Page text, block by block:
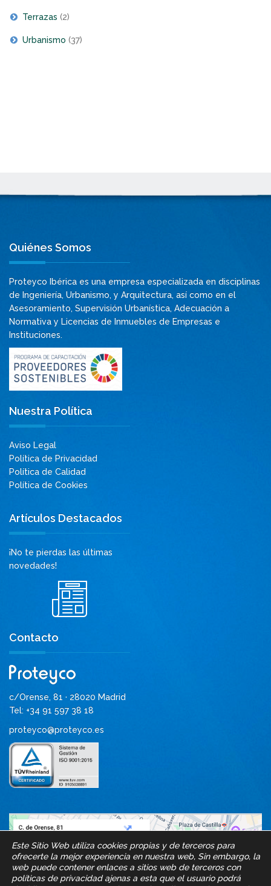
Terrazas (2)
Urbanismo (37)
Quiénes Somos
Proteyco Ibérica es una empresa especializada en disciplinas
de Ingeniería, Urbanismo, y Arquitectura, así como en el
Asesoramiento, Supervisión Urbanística, Adecuación a
Normativa y Licencias de Inmuebles de Empresas e
Instituciones.
Nuestra Política
Aviso Legal
Política de Privacidad
Política de Calidad
Política de Cookies
Artículos Destacados
¡No te pierdas las últimas
novedades!
Contacto
c/Orense, 81 · 28020 Madrid
Tel: +34 91 597 38 18
proteyco@proteyco.es
Este Sitio Web utiliza cookies propias y de terceros para
ofrecerte la mejor experiencia en nuestra web, Sin embargo, la
web puede contener enlaces a sitios web de terceros con
políticas de privacidad ajenas a esta que el usuario podrá